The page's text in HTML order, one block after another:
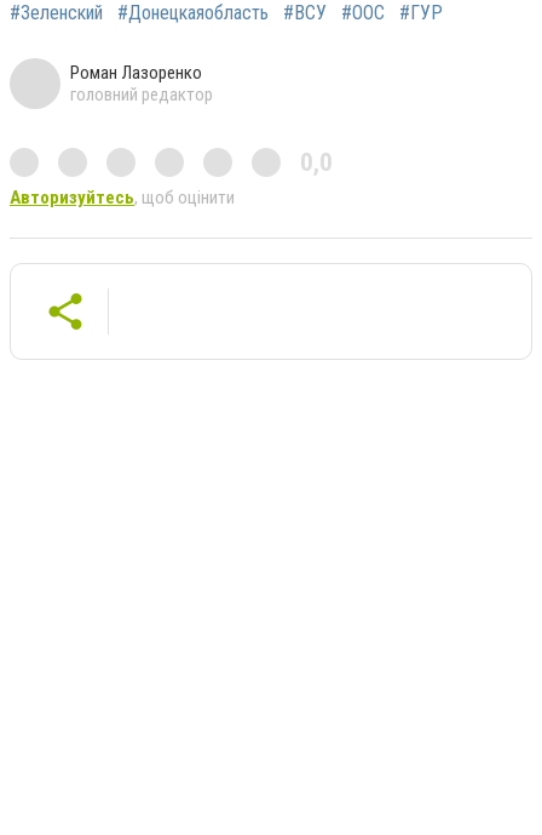
#Зеленский #Донецкаяобласть #ВСУ #ООС #ГУР
Роман Лазоренко
головний редактор
0,0
Авторизуйтесь, щоб оцінити